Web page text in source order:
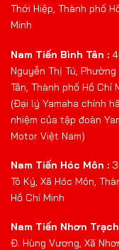
Thới Hiệp, Thành phố
Minh
Nam Tiến Bình Tân :
Nguyễn Thị Tú, Phường
Tân, Thành phố Hồ Chí
(Đại lý Yamaha chính
nhiệm của tập đoàn
Motor Việt Nam)
Nam Tiến Hóc Môn :
Tô Ký, Xã Hóc Môn,
Hồ Chí Minh
Nam Tiến Nhơn
Đ. Hùng Vương, Xã